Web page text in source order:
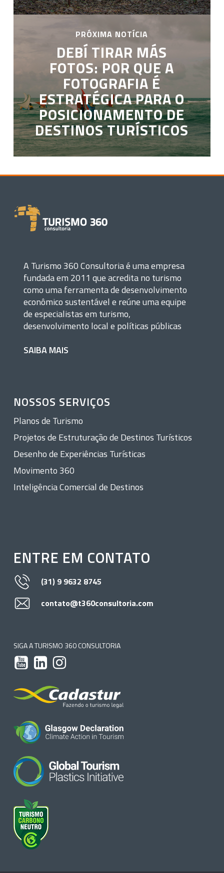
PRÓXIMA NOTÍCIA
DEBÍ TIRAR MÁS
FOTOS: POR QUE A
FOTOGRAFIA É
ESTRATÉGICA PARA O
POSICIONAMENTO DE
DESTINOS TURÍSTICOS
A Turismo 360 Consultoria é uma empresa
fundada em 2011 que acredita no turismo
como uma ferramenta de desenvolvimento
econômico sustentável e reúne uma equipe
de especialistas em turismo,
desenvolvimento local e políticas públicas
SAIBA MAIS
NOSSOS SERVIÇOS
Planos de Turismo
Projetos de Estruturação de Destinos Turísticos
Desenho de Experiências Turísticas
Movimento 360
Inteligência Comercial de Destinos
ENTRE EM CONTATO
(31) 9 9632 8745
contato@t360consultoria.com
SIGA A TURISMO 360 CONSULTORIA